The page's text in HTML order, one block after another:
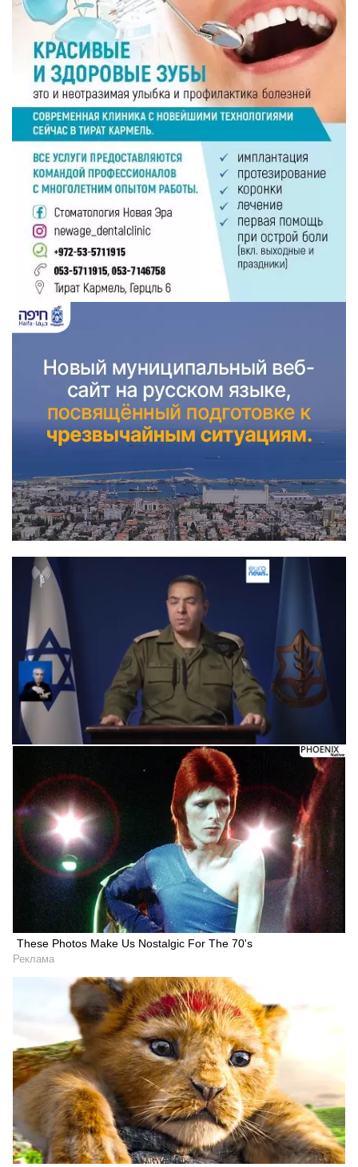
Следующее видео через 5 Отмена
These Photos Make Us Nostalgic For The 70's
Реклама